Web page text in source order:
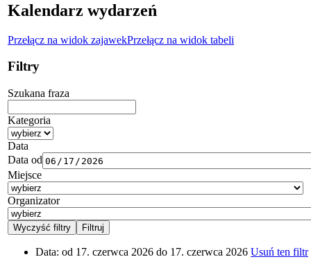
Kalendarz wydarzeń
Przełącz na widok zajawekPrzełącz na widok tabeli
Filtry
Szukana fraza
Kategoria
Data
Data od
Miejsce
Organizator
Data: od 17. czerwca 2026 do 17. czerwca 2026 Usuń ten filtr